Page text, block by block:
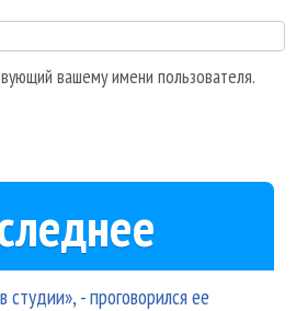
вашему имени пользователя.
студии», - проговорился ее